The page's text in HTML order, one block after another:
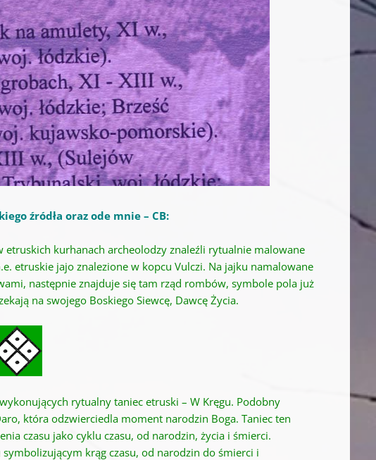
źródła oraz ode mnie – CB:
kurhanach archeolodzy znaleźli rytualnie malowane
etruskie jajo znalezione w kopcu Vulczi. Na jajku namalowane
następnie znajduje się tam rząd rombów, symbole pola już
na swojego Boskiego Siewcę, Dawcę Życia.
rytualny taniec etruski – W Kręgu. Podobny
która odzwierciedla moment narodzin Boga. Taniec ten
czasu jako cyklu czasu, od narodzin, życia i śmierci.
krąg czasu, od narodzin do śmierci i